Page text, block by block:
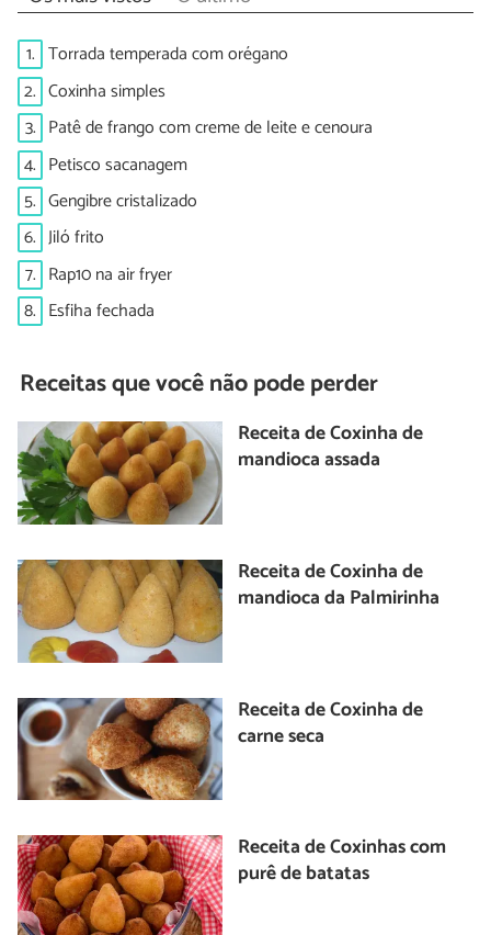
1. Torrada temperada com orégano
2. Coxinha simples
3. Patê de frango com creme de leite e cenoura
4. Petisco sacanagem
5. Gengibre cristalizado
6. Jiló frito
7. Rap10 na air fryer
8. Esfiha fechada
Receitas que você não pode perder
Receita de Coxinha de
mandioca assada
Receita de Coxinha de
mandioca da Palmirinha
Receita de Coxinha de
carne seca
Receita de Coxinhas com
purê de batatas